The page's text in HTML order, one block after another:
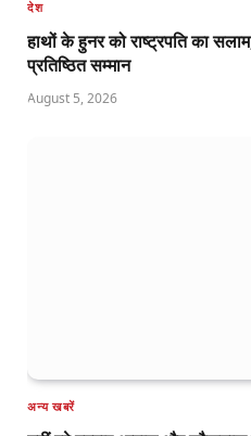
देश
हाथों के हुनर को राष्ट्रपति का
प्रतिष्ठित सम्मान
August 5, 2026
अन्य खबरें